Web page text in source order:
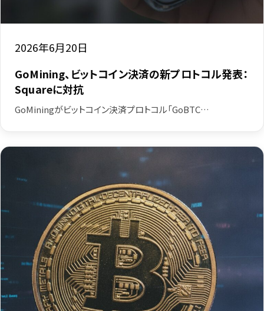
2026年6月20日
GoMining、ビットコイン決済の新プロトコル発表：
Squareに対抗
GoMiningがビットコイン決済プロトコル「GoBTC…